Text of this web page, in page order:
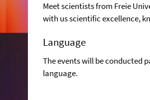
Meet scientists from Freie
with us scientific excellence,
Language
The events will be conducted
language.